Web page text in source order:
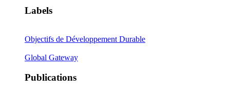
Labels
Objectifs de Développement Durable
Global Gateway
Publications